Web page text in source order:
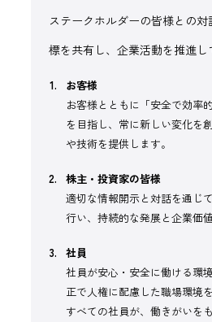
ステークホルダーの皆様との
標を共有し、企業活動を推進し
お客様
お客様とともに「安全で効率
を目指し、常に新しい変化を
や技術を提供します。
株主・投資家の皆様
適切な情報開示と対話を通じ
行い、持続的な発展と企業価
社員
社員が安心・安全に働ける環
正で人権に配慮した職場環境
すべての社員が、働きがいを